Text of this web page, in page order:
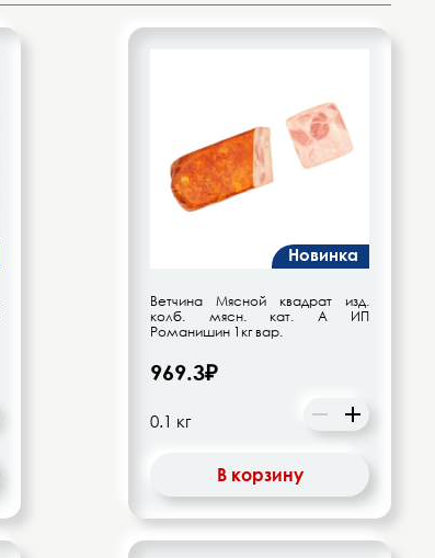
Новинка
Ветчина Мясной квадрат изд.
колб. мясн. кат. А ИП
Романишин 1кг вар.
969.3₽
В корзину